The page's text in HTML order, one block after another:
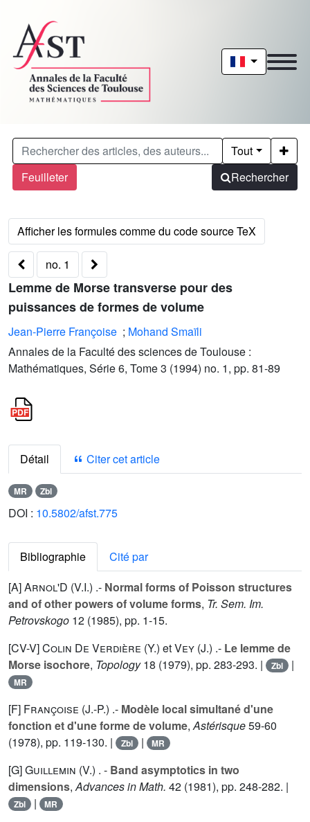
Feuilleter
Tout
Rechercher
no. 1
Lemme de Morse transverse pour des
puissances de formes de volume
Jean-Pierre Françoise ; Mohand Smaïli
Annales de la Faculté des sciences de Toulouse :
Mathématiques, Série 6, Tome 3 (1994) no. 1, pp. 81-89
Détail Citer cet article
MR Zbl
DOI : 10.5802/afst.775
Bibliographie
Cité par
[A]Arnol'D (V.I.) .- Normal forms of Poisson structures
and of other powers of volume forms, Tr. Sem. Im.
Petrovskogo 12 (1985), pp. 1-15.
[CV-V]Colin De Verdière (Y.) etVey (J.) .- Le lemme de
Morse isochore, Topology 18 (1979), pp. 283-293. | Zbl |
MR
[F] Françoise (J.-P.) .- Modèle local simultané d'une
fonction et d'une forme de volume,Astérisque59-60
(1978), pp. 119-130. |
Zbl | MR
[G]Guillemin (V.) . - Band asymptotics in two
dimensions,Advances in Math. 42 (1981), pp. 248-282. |
Zbl | MR